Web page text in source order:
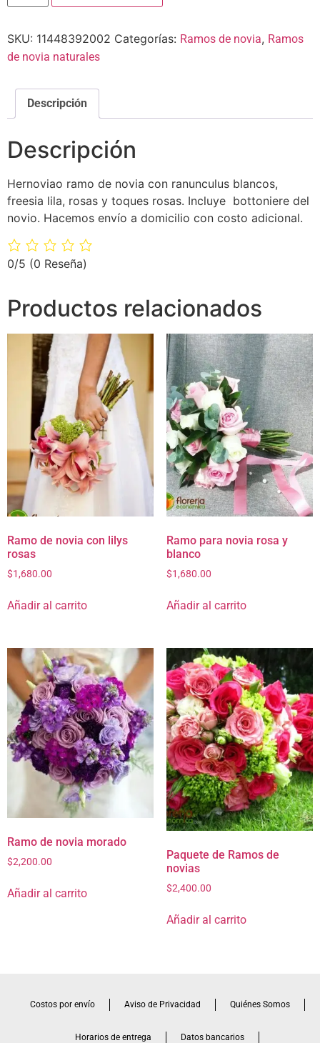
SKU: 11448392002 Categorías: Ramos de novia, Ramos
de novia naturales
Descripción
Descripción
Hernoviao ramo de novia con ranunculus blancos,
freesia lila, rosas y toques rosas. Incluye bottoniere del
novio. Hacemos envío a domicilio con costo adicional.
0/5 (0 Reseña)
Productos relacionados
Ramo de novia con lilys
rosas
$1,680.00
Añadir al carrito
Ramo para novia rosa y
blanco
$1,680.00
Añadir al carrito
Ramo de novia morado
$2,200.00
Añadir al carrito
Paquete de Ramos de
novias
$2,400.00
Añadir al carrito
Costos por envío Aviso de Privacidad Quiénes Somos
Horarios de entrega Datos bancarios